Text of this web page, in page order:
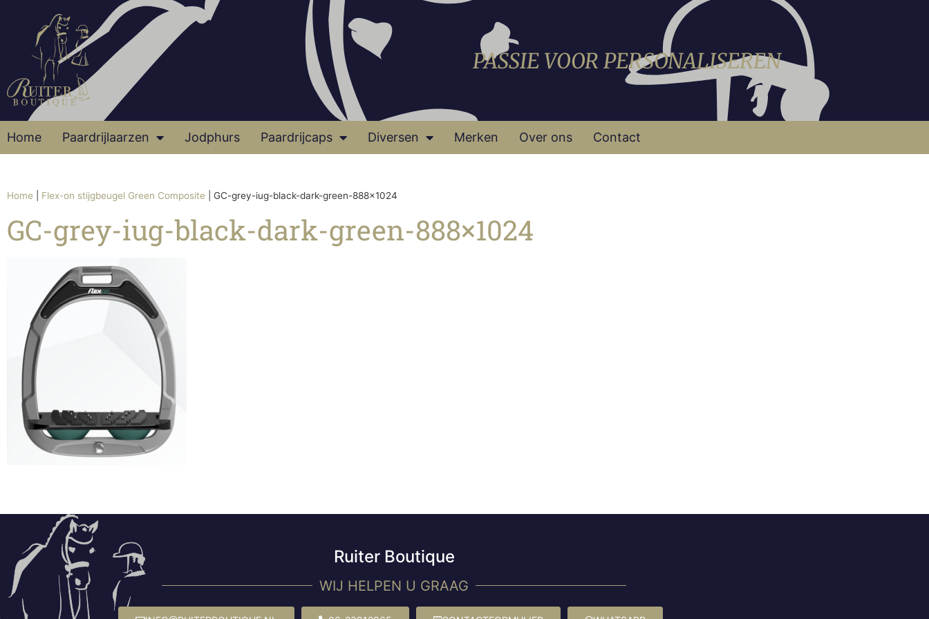
PASSIE VOOR PERSONALISEREN
Home Paardrijlaarzen Jodphurs Paardrijcaps Diversen Merken Over ons Contact
Home Flex-on stijgbeugel Green Composite GC-grey-iug-black-dark-green-888×1024
GC-grey-iug-black-dark-green-888×1024
Ruiter Boutique
WIJ HELPEN U GRAAG